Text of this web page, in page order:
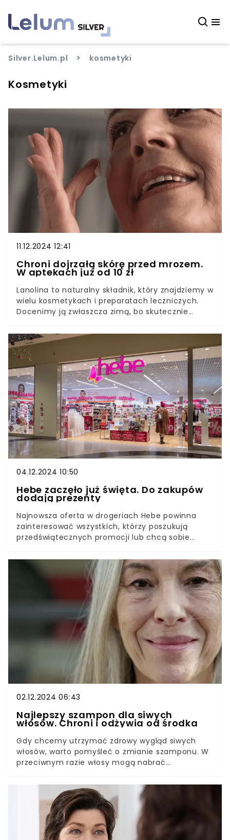
Silver.Lelum.pl > kosmetyki
Kosmetyki
11.12.2024 12:41
Chroni dojrzałą skórę przed mrozem.
W aptekach już od 10 zł
Lanolina to naturalny składnik, który znajdziemy w
wielu kosmetykach i preparatach leczniczych.
Docenimy ją zwłaszcza zimą, bo skutecznie
czynnikami zewnętrznymi. Cena lanoliny nie jest
wygórowana, a zastosowań znajdziemy dla niej
bardzo wiele.
04.12.2024 10:50
Hebe zaczęło już święta. Do zakupów
dodają prezenty
Najnowsza oferta w drogeriach Hebe powinna
zainteresować wszystkich, którzy poszukują
przedświątecznych promocji lub chcą sobie
Polsce dodawanie “prezentów” do zakupów
popularnych kosmetyków. Na czym polega
oferta? Sprawdzamy.
02.12.2024 06:43
Najlepszy szampon dla siwych
włosów. Chroni i odżywia od środka
Gdy chcemy utrzymać zdrowy wygląd siwych
włosów, warto pomyśleć o zmianie szamponu. W
przeciwnym razie włosy mogą nabrać
dostępne są kosmetyki, które ochronią naturalną
siwiznę, a także dodatkowo wzmocnią zdrowie